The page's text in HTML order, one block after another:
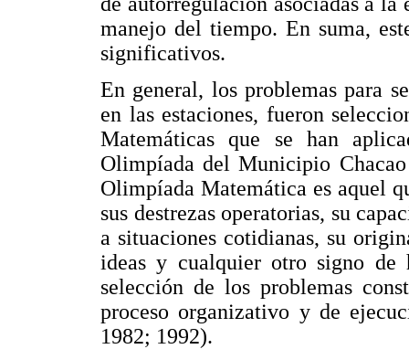
manejo del tiempo. En suma,
significativos.
En general, los problemas para
en las estaciones, fueron
Matemáticas que se han
Olimpíada del Municipio
Olimpíada Matemática es aquel
sus destrezas operatorias, su
a situaciones cotidianas, su
ideas y cualquier otro signo
selección de los problemas
proceso organizativo y de
1982; 1992).